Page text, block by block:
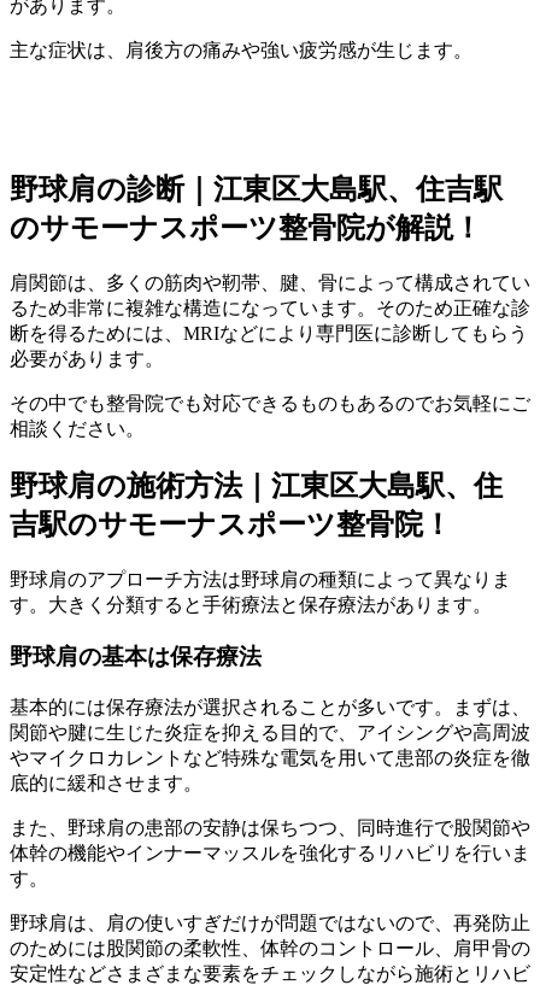
があります。
主な症状は、肩後方の痛みや強い疲労感が生じます。
野球肩の診断｜江東区大島駅、住吉駅
のサモーナスポーツ整骨院が解説！
肩関節は、多くの筋肉や靭帯、腱、骨によって構成されてい
るため非常に複雑な構造になっています。そのため正確な診
断を得るためには、MRIなどにより専門医に診断してもらう
必要があります。
その中でも整骨院でも対応できるものもあるのでお気軽にご
相談ください。
野球肩の施術方法｜江東区大島駅、住
吉駅のサモーナスポーツ整骨院！
野球肩のアプローチ方法は野球肩の種類によって異なりま
す。大きく分類すると手術療法と保存療法があります。
野球肩の基本は保存療法
基本的には保存療法が選択されることが多いです。まずは、
関節や腱に生じた炎症を抑える目的で、アイシングや高周波
やマイクロカレントなど特殊な電気を用いて患部の炎症を徹
底的に緩和させます。
また、野球肩の患部の安静は保ちつつ、同時進行で股関節や
体幹の機能やインナーマッスルを強化するリハビリを行いま
す。
野球肩は、肩の使いすぎだけが問題ではないので、再発防止
のためには股関節の柔軟性、体幹のコントロール、肩甲骨の
安定性などさまざまな要素をチェックしながら施術とリハビ